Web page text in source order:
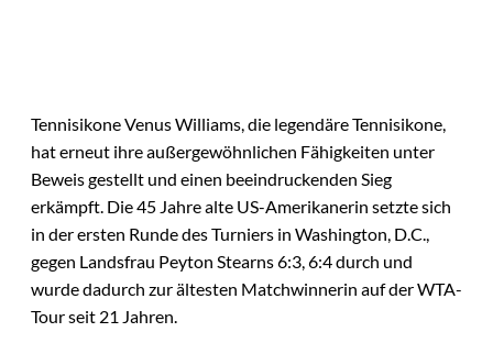
Tennisikone Venus Williams, die legendäre Tennisikone,
hat erneut ihre außergewöhnlichen Fähigkeiten unter
Beweis gestellt und einen beeindruckenden Sieg
erkämpft. Die 45 Jahre alte US-Amerikanerin setzte sich
in der ersten Runde des Turniers in Washington, D.C.,
gegen Landsfrau Peyton Stearns 6:3, 6:4 durch und
wurde dadurch zur ältesten Matchwinnerin auf der WTA-
Tour seit 21 Jahren.